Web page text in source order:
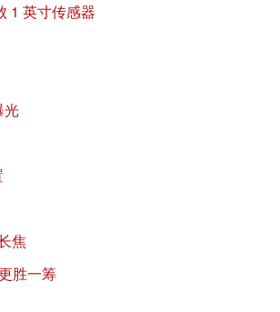
1 英寸传感器
光
焦
胜一筹